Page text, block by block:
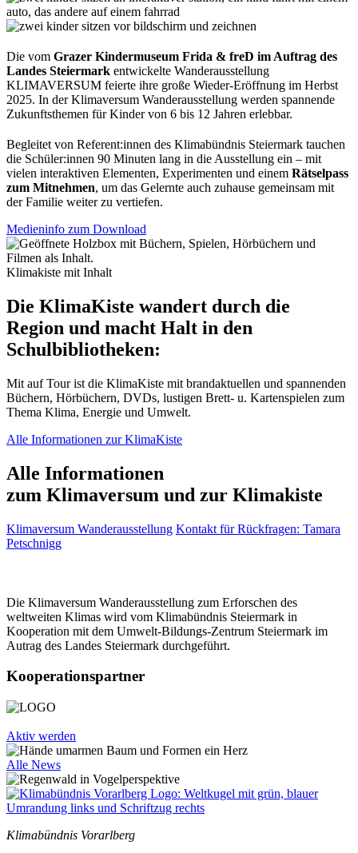
Die vom Grazer Kindermuseum Frida & freD im Auftrag des
Landes Steiermark entwickelte Wanderausstellung
KLIMAVERSUM feierte ihre große Wieder-Eröffnung im Herbst
2025. In der Klimaversum Wanderausstellung werden spannende
Zukunftsthemen für Kinder von 6 bis 12 Jahren erlebbar.
Begleitet von Referent:innen des Klimabündnis Steiermark tauchen
die Schüler:innen 90 Minuten lang in die Ausstellung ein – mit
vielen interaktiven Elementen, Experimenten und einem Rätselpass
zum Mitnehmen, um das Gelernte auch zuhause gemeinsam mit
der Familie weiter zu vertiefen.
Medieninfo zum Download
Klimakiste mit Inhalt
Die KlimaKiste wandert durch die
Region und macht Halt in den
Schulbibliotheken:
Mit auf Tour ist die KlimaKiste mit brandaktuellen und spannenden
Büchern, Hörbüchern, DVDs, lustigen Brett- u. Kartenspielen zum
Thema Klima, Energie und Umwelt.
Alle Informationen zur KlimaKiste
Alle Informationen
zum Klimaversum und zur Klimakiste
Klimaversum Wanderausstellung Kontakt für Rückfragen: Tamara
Petschnigg
Die Klimaversum Wanderausstellung zum Erforschen des
weltweiten Klimas wird vom Klimabündnis Steiermark in
Kooperation mit dem Umwelt-Bildungs-Zentrum Steiermark im
Autrag des Landes Steiermark durchgeführt.
Kooperationspartner
Aktiv werden
Alle News
Klimabündnis Vorarlberg